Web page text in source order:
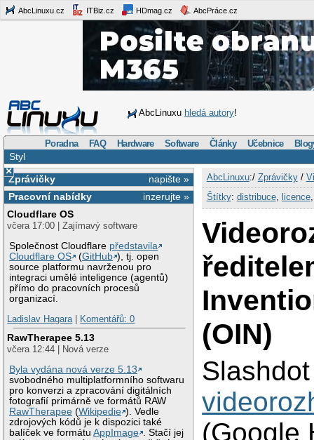
AbcLinuxu.cz ITBiz.cz HDmag.cz AbcPráce.cz
AbcLinuxu hledá autory!
Poradna FAQ Hardware Software Články Učebnice
Styl
×
napište »
Zprávičky
inzerujte »
Pracovní nabídky
Cloudflare OS
včera 17:00 | Zajímavý software
Společnost Cloudflare představila
Cloudflare OS
(GitHub ), tj. open
source platformu navrženou pro
integraci umělé inteligence (agentů)
přímo do pracovních procesů
organizací.
Ladislav Hagara| Komentářů: 0
RawTherapee 5.13
včera 12:44 | Nová verze
Byla vydána nová verze 5.13
svobodného multiplatformního softwaru
pro konverzi a zpracování digitálních
fotografií primárně ve formátů RAW
RawTherapee (Wikipedie ). Vedle
zdrojových kódů je k dispozici také
balíček ve formátuAppImage
. Stačí jej
AbcLinuxu:/ Zprávičky/
Štítky: distribuce, licence
(OIN)
(Google